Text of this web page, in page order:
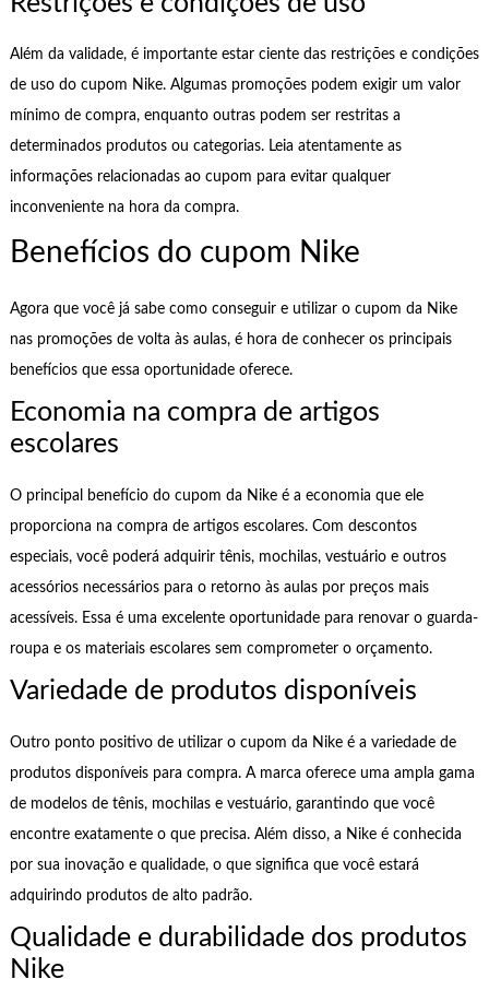
Além da validade, é importante estar ciente das restrições e condições
de uso do cupom Nike. Algumas promoções podem exigir um valor
mínimo de compra, enquanto outras podem ser restritas a
determinados produtos ou categorias. Leia atentamente as
informações relacionadas ao cupom para evitar qualquer
inconveniente na hora da compra.
Benefícios do cupom Nike
Agora que você já sabe como conseguir e utilizar o cupom da Nike
nas promoções de volta às aulas, é hora de conhecer os principais
benefícios que essa oportunidade oferece.
Economia na compra de artigos
escolares
O principal benefício do cupom da Nike é a economia que ele
proporciona na compra de artigos escolares. Com descontos
especiais, você poderá adquirir tênis, mochilas, vestuário e outros
acessórios necessários para o retorno às aulas por preços mais
acessíveis. Essa é uma excelente oportunidade para renovar o guarda-
roupa e os materiais escolares sem comprometer o orçamento.
Variedade de produtos disponíveis
Outro ponto positivo de utilizar o cupom da Nike é a variedade de
produtos disponíveis para compra. A marca oferece uma ampla gama
de modelos de tênis, mochilas e vestuário, garantindo que você
encontre exatamente o que precisa. Além disso, a Nike é conhecida
por sua inovação e qualidade, o que significa que você estará
adquirindo produtos de alto padrão.
Qualidade e durabilidade dos produtos
Nike